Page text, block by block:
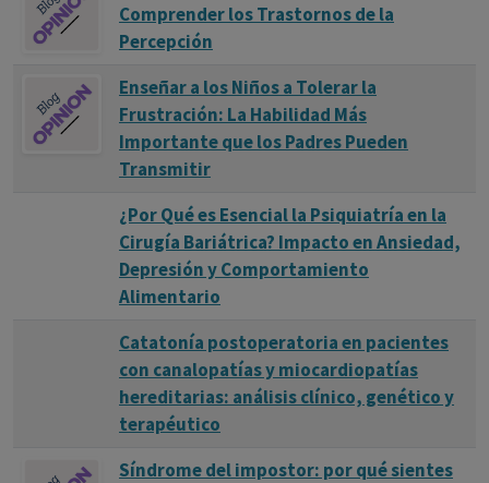
Comprender los Trastornos de la
Percepción
Enseñar a los Niños a Tolerar la
Frustración: La Habilidad Más
Importante que los Padres Pueden
Transmitir
¿Por Qué es Esencial la Psiquiatría en la
Cirugía Bariátrica? Impacto en Ansiedad,
Depresión y Comportamiento
Alimentario
Catatonía postoperatoria en pacientes
con canalopatías y miocardiopatías
hereditarias: análisis clínico, genético y
terapéutico
Síndrome del impostor: por qué sientes